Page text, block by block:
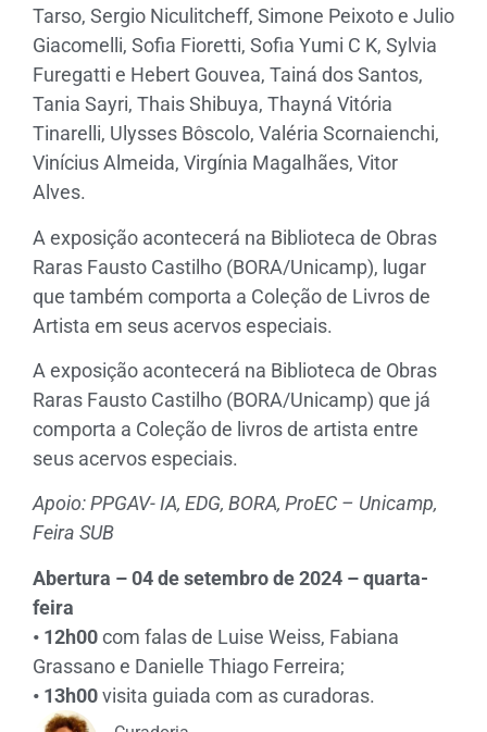
Tarso, Sergio Niculitcheff, Simone Peixoto e Julio
Giacomelli, Sofia Fioretti, Sofia Yumi C K, Sylvia
Furegatti e Hebert Gouvea, Tainá dos Santos,
Tania Sayri, Thais Shibuya, Thayná Vitória
Tinarelli, Ulysses Bôscolo, Valéria Scornaienchi,
Vinícius Almeida, Virgínia Magalhães, Vitor
Alves.
A exposição acontecerá na Biblioteca de Obras
Raras Fausto Castilho (BORA/Unicamp), lugar
que também comporta a Coleção de Livros de
Artista em seus acervos especiais.
A exposição acontecerá na Biblioteca de Obras
Raras Fausto Castilho (BORA/Unicamp) que já
comporta a Coleção de livros de artista entre
seus acervos especiais.
Apoio: PPGAV- IA, EDG, BORA, ProEC – Unicamp,
Feira SUB
Abertura – 04 de setembro de 2024 – quarta-
feira
• 12h00com falas de Luise Weiss, Fabiana
Grassano e Danielle Thiago Ferreira;
• 13h00visita guiada com as curadoras.